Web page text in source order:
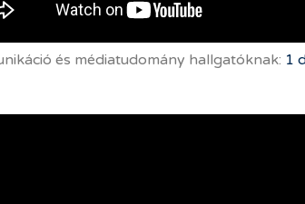
és médiatudomány hallgatóknak: 1